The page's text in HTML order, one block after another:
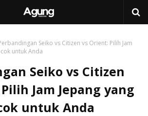
Seiko vs Citizen vs Orient: Pilih Jam
untuk Anda
Seiko vs Citizen
Jam Jepang yang
untuk Anda